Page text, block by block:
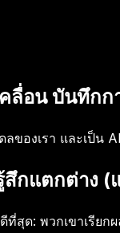
ลื่อน บันทึก
ลของเรา และเป็
กแตกต่าง (
ที่สุด: พวกเขาเรี